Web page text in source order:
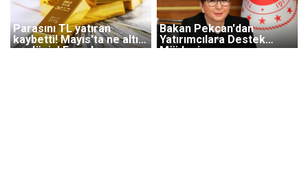
Parasını TL yatıran
kaybetti! Mayıs'ta ne altın
ne döviz! En çok o
Bakan Pekcan'dan
Yatırımcılara Destek
Müjdesi